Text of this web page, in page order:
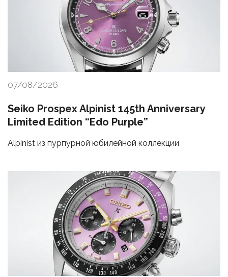
07/08/2026
Seiko Prospex Alpinist 145th Anniversary
Limited Edition “Edo Purple”
Alpinist из пурпурной юбилейной коллекции